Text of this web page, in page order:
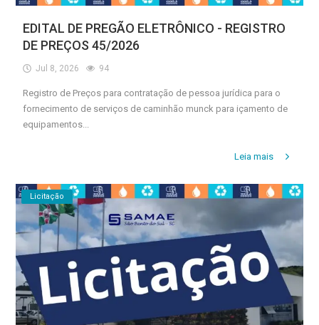
EDITAL DE PREGÃO ELETRÔNICO - REGISTRO
DE PREÇOS 45/2026
Jul 8, 2026 94
Registro de Preços para contratação de pessoa jurídica para o
fornecimento de serviços de caminhão munck para içamento de
equipamentos...
Leia mais
Licitação